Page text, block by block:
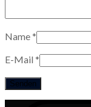
Name*
E-Mail *